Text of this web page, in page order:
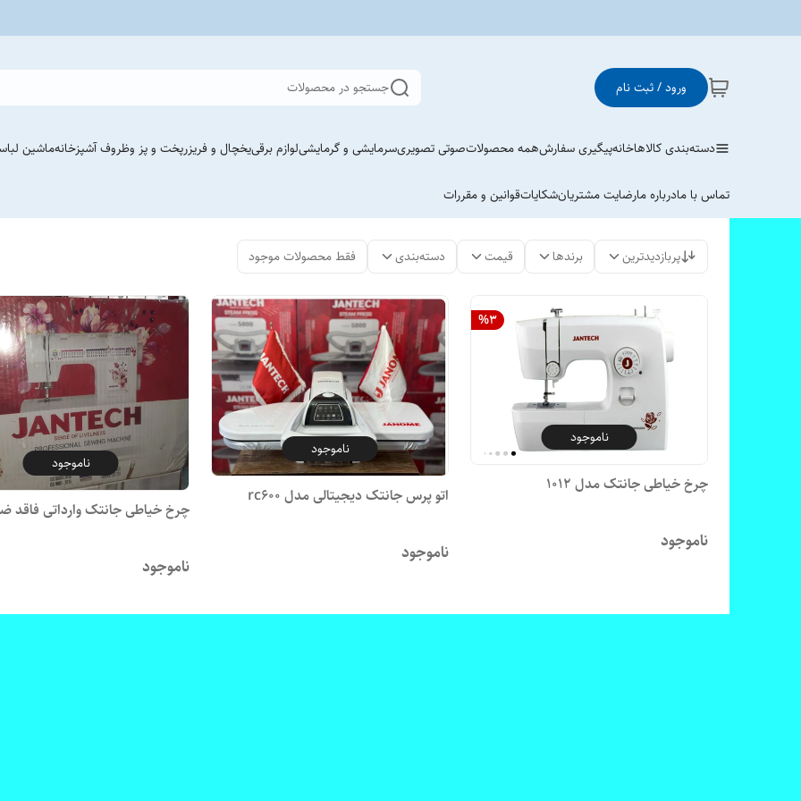
ورود / ثبت نام جستجو در محصولات
دسته‌بندی کالاهاخانهپیگیری سفارشهمه محصولاتصوتی تصویریسرمایشی و گرمایشیلوازم برقییخچال و فریزرپخت و پز وظروف آشپزخانهماشین
تماس با مادرباره مارضایت مشتریانشکایاتقوانین و مقررات
پربازدیدترین برندها قیمت دسته‌بندی فقط محصولات موجود
%3
ناموجود
چرخ خیاطی جانتک مدل 1012
ناموجود
ناموجود
اتو پرس جانتک دیجیتالی مدل rc600
ناموجود
ناموجود
چرخ خیاطی جانتک وارداتی فاقد
ناموجود